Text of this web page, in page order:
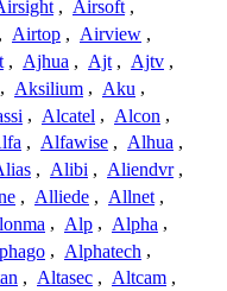
, Airsoft ,
, Airtop , Airview ,
, Ajhua , Ajt , Ajtv ,
, Aksilium , Aku ,
, Alcatel , Alcon ,
, Alfawise , Alhua ,
, Alibi , Aliendvr ,
, Alliede , Allnet ,
, Alp , Alpha ,
, Alphatech ,
, Altasec , Altcam ,